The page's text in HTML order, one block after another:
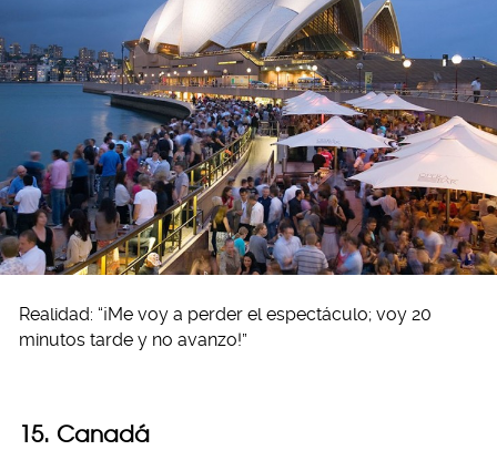
Realidad: “¡Me voy a perder el espectáculo; voy 20
minutos tarde y no avanzo!”
15. Canadá